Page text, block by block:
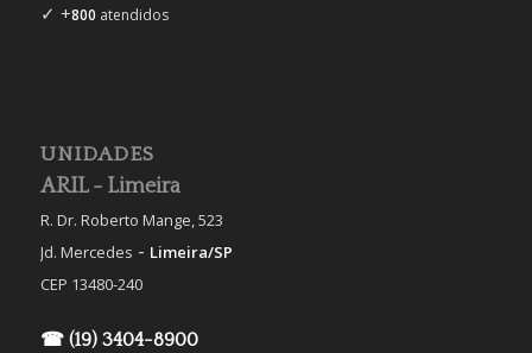
✓ +800 atendidos
UNIDADES
ARIL - Limeira
R. Dr. Roberto Mange, 523
Jd. Mercedes - Limeira/SP
CEP 13480-240
☎ (19) 3404-8900